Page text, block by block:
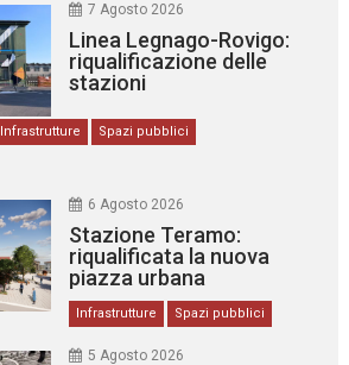
7 Agosto 2026
Linea Legnago-Rovigo:
riqualificazione delle
stazioni
Infrastrutture
Spazi pubblici
6 Agosto 2026
Stazione Teramo:
riqualificata la nuova
piazza urbana
Infrastrutture Spazi pubblici
5 Agosto 2026